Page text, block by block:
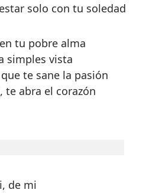
solo con tu soledad
tu pobre alma
simples vista
te sane la pasión
te abra el corazón
de mi